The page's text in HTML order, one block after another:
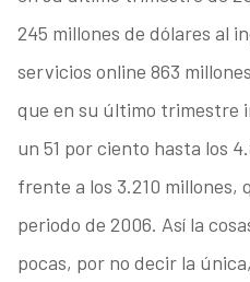
245 millones de dólares al
servicios online 863
que en su último trimestre
un 51 por ciento hasta los
frente a los 3.210 millones,
periodo de 2006. Así la
pocas, por no decir la